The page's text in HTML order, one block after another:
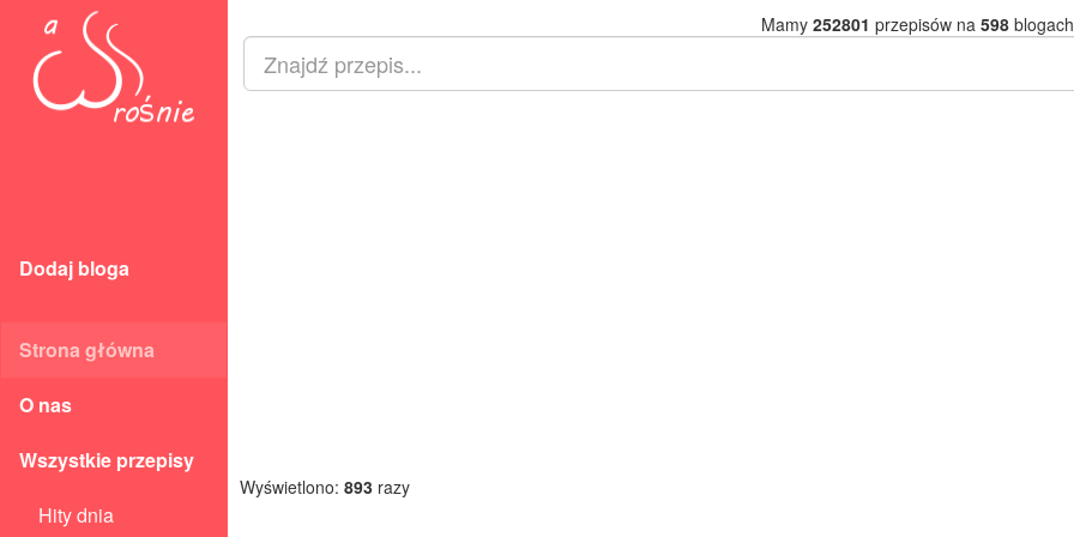
Dodaj bloga
Strona główna
O nas
Wszystkie przepisy
Hity dnia
Mamy 252801 przepisów na 598
Wyświetlono: 893 razy